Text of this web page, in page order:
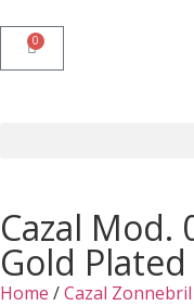
0
Cazal Mod.
Gold
Home /Cazal Zonnebril